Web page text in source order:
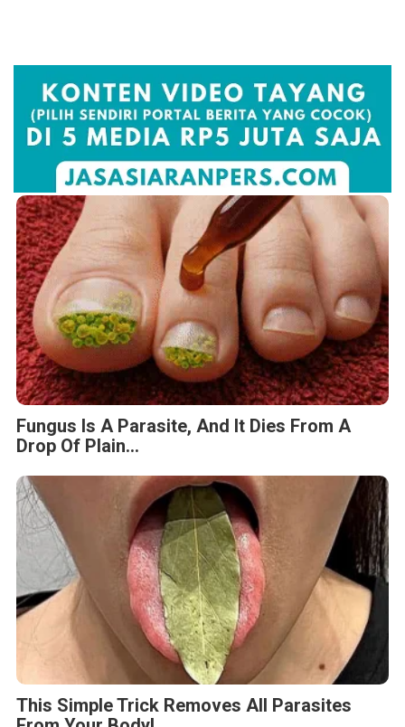
Fungus Is A Parasite, And It Dies From A
Drop Of Plain...
This Simple Trick Removes All Parasites